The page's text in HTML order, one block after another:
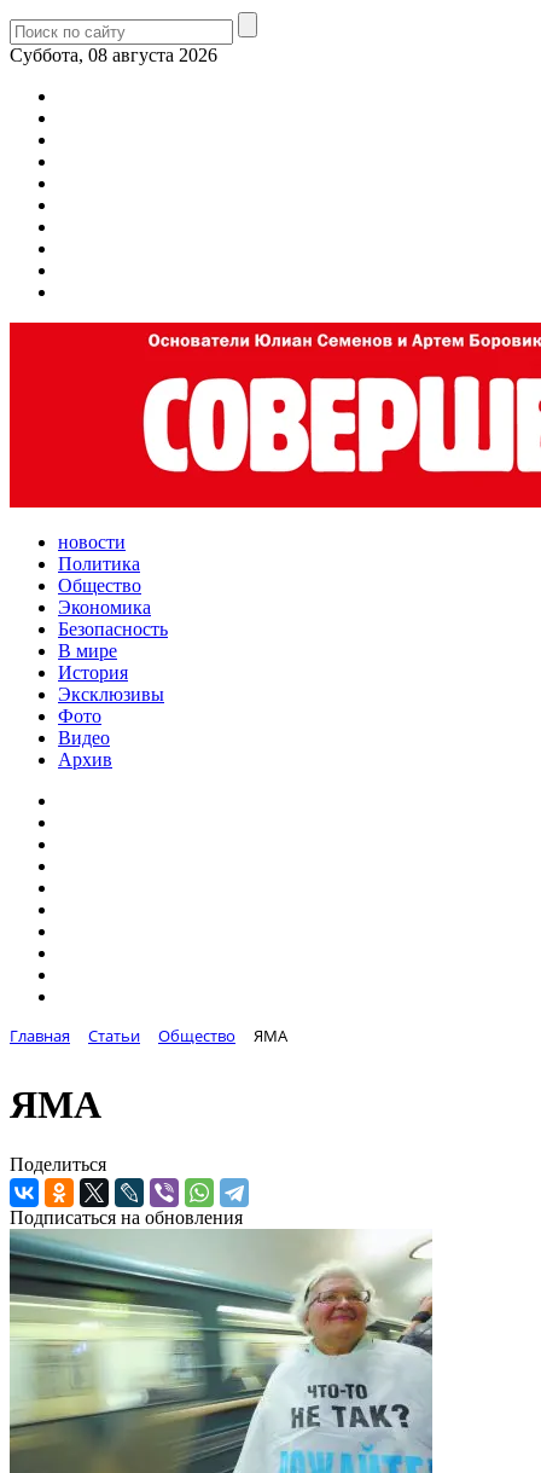
Суббота, 08 августа 2026
новости
Политика
Общество
Экономика
Безопасность
В мире
История
Эксклюзивы
Фото
Видео
Архив
Главная Статьи Общество ЯМА
ЯМА
Поделиться
Подписаться на обновления